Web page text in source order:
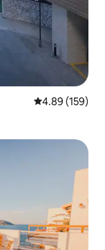
औसत रेटिंग 5 में से
4.89 (159)